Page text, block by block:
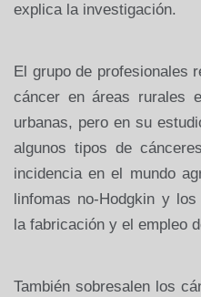
explica la investigación.
El grupo de profesionales
cáncer en áreas rurales
urbanas, pero en su
algunos tipos de
incidencia en el mundo
linfomas no-Hodgkin y los
la fabricación y el empleo
También sobresalen los